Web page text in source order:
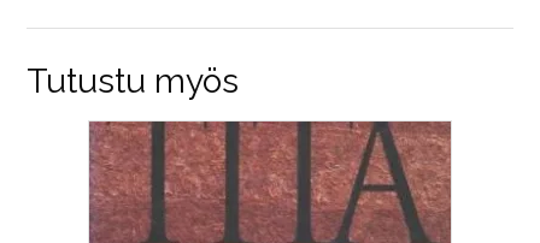
Tutustu myös